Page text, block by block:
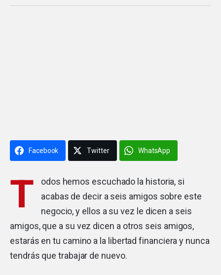
Facebook Twitter WhatsApp
T
odos hemos escuchado la historia, si
acabas de decir a seis amigos sobre este
negocio, y ellos a su vez le dicen a seis
amigos, que a su vez dicen a otros seis amigos,
estarás en tu camino a la libertad financiera y nunca
tendrás que trabajar de nuevo.